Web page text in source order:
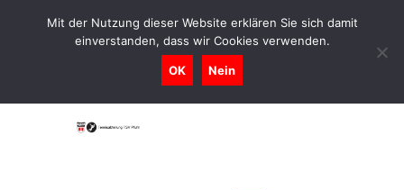
0731-9716400
Geschaeftsstelle@tennis-tsv-pfuhl.de
Mit der Nutzung dieser Website erklären Sie sich damit
einverstanden, dass wir Cookies verwenden.
OK Nein